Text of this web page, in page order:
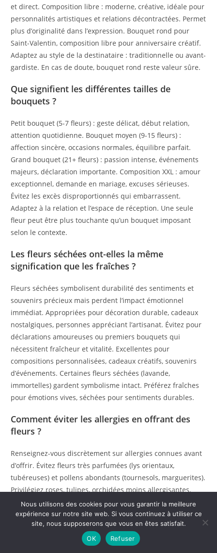
et direct. Composition libre : moderne, créative, idéale pour
personnalités artistiques et relations décontractées. Permet
plus d’originalité dans l’expression. Bouquet rond pour
Saint-Valentin, composition libre pour anniversaire créatif.
Adaptez au style de la destinataire : traditionnelle ou avant-
gardiste. En cas de doute, bouquet rond reste valeur sûre.
Que signifient les différentes tailles de
bouquets ?
Petit bouquet (5-7 fleurs) : geste délicat, début relation,
attention quotidienne. Bouquet moyen (9-15 fleurs) :
affection sincère, occasions normales, équilibre parfait.
Grand bouquet (21+ fleurs) : passion intense, événements
majeurs, déclaration importante. Composition XXL : amour
exceptionnel, demande en mariage, excuses sérieuses.
Évitez les excès disproportionnés qui embarrassent.
Adaptez à la relation et l’espace de réception. Une seule
fleur peut être plus touchante qu’un bouquet imposant
selon le contexte.
Les fleurs séchées ont-elles la même
signification que les fraîches ?
Fleurs séchées symbolisent durabilité des sentiments et
souvenirs précieux mais perdent l’impact émotionnel
immédiat. Appropriées pour décoration durable, cadeaux
nostalgiques, personnes appréciant l’artisanat. Évitez pour
déclarations amoureuses ou premiers bouquets qui
nécessitent fraîcheur et vitalité. Excellentes pour
compositions personnalisées, cadeaux créatifs, souvenirs
d’événements. Certaines fleurs séchées (lavande,
immortelles) gardent symbolisme intact. Préférez fraîches
pour émotions vives, séchées pour sentiments durables.
Comment éviter les allergies en offrant des
fleurs ?
Renseignez-vous discrètement sur allergies connues avant
d’offrir. Évitez fleurs très parfumées (lys orientaux,
tubéreuses) et pollens abondants (tournesols, marguerites).
Privilégiez roses, tulipes, orchidées moins allergisantes.
Retirez étamines des lys pour éliminer pollen. Proposez
bouquets dans vases étanches limitant diffusion particules.
En cas d’allergie connue, optez pour plantes vertes ou
fleurs artificielles haut de gamme. Informez toujours sur
Nous utilisons des cookies pour vous garantir la meilleure
expérience sur notre site web. Si vous continuez à utiliser ce
site, nous supposerons que vous en êtes satisfait.
OK
Refuser